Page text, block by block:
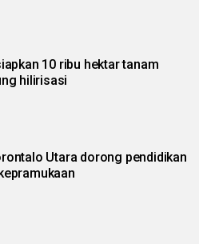
10 ribu hektar tanam
hilirisasi
Utara dorong pendidikan